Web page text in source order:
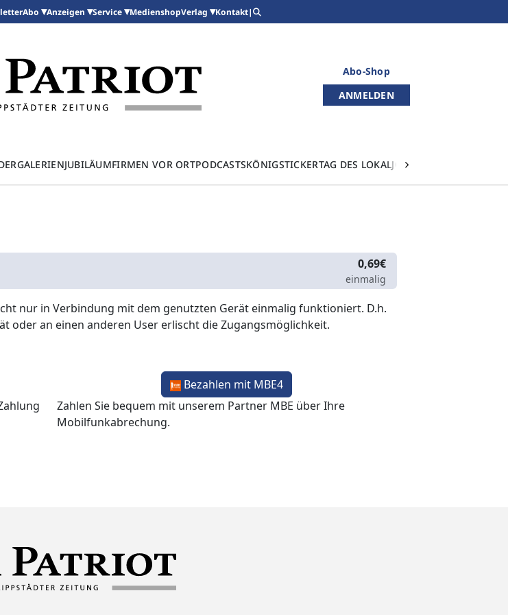
Abo Anzeigen Service MedienshopVerlag Kontakt|
Abo-Shop
ANMELDEN
JUBILÄUMFIRMEN VOR ORTPODCASTSKÖNIGSTICKERTAG DES LOKALJOURNALISMUS
0,69€
einmalig
nur in Verbindung mit dem genutzten Gerät einmalig funktioniert. D.h.
oder an einen anderen User erlischt die Zugangsmöglichkeit.
Bezahlen mit MBE4
Zahlen Sie bequem mit unserem Partner MBE über Ihre
Mobilfunkabrechung.